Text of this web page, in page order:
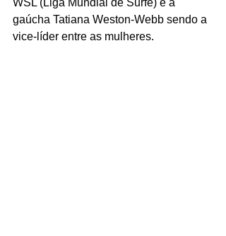
gaúcha Tatiana Weston-Webb sendo a
vice-líder entre as mulheres.